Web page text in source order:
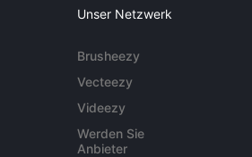
Unser Netzwerk
Brusheezy
Vecteezy
Videezy
Werden Sie
Anbieter